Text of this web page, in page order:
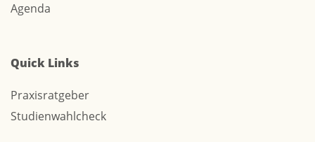
Agenda
Quick Links
Praxisratgeber
Studienwahlcheck